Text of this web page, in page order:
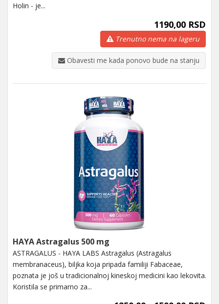
Holin - je...
1190,00 RSD
Trenutno nema na lageru
Obavesti me kada ponovo bude na stanju
HAYA Astragalus 500 mg
ASTRAGALUS - HAYA LABS Astragalus (Astragalus
membranaceus), biljka koja pripada familiji Fabaceae,
poznata je još u tradicionalnoj kineskoj medicini kao lekovita.
Koristila se primarno za...